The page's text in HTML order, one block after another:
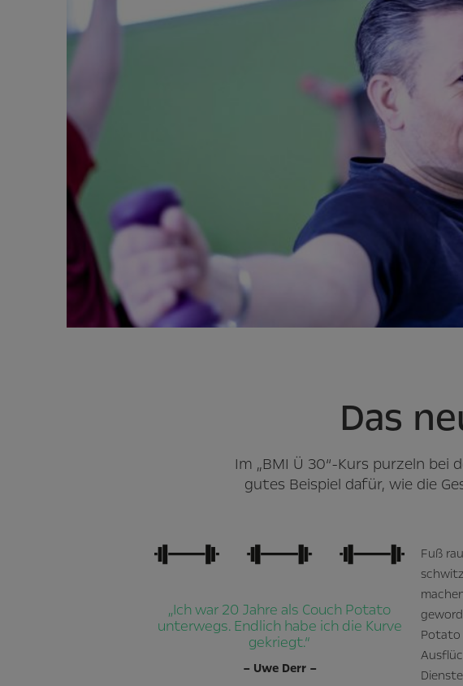
Das
Im „BMI Ü 30“-Kurs purzeln
gutes Beispiel dafür, wie die
„Ich war 20 Jahre als Couch Potato
unterwegs. Endlich habe ich die Kurve
gekriegt.“
– Uwe Derr –
Fuß
Potato